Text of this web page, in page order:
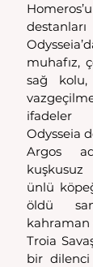
muhafız,
sağ
ifadeler
Odysseia
Argos
ünlü
öldü
kahraman
Troia
bir dilenci